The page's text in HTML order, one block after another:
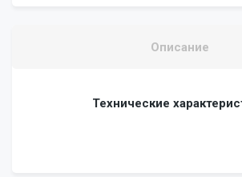
Описание
Технические